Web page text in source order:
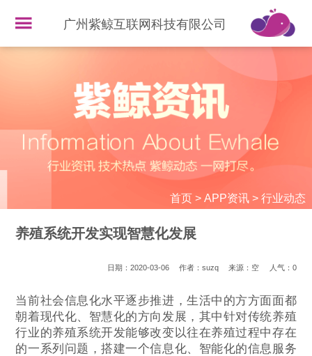
广州紫鲸互联网科技有限公司
首页> APP资讯> 行业动态
养殖系统开发实现智慧化发展
日期：2020-03-06 作者：suzq 来源：空 人气： 0
当前社会信息化水平逐步推进，生活中的方方面面都
朝着现代化、智慧化的方向发展，其中针对传统养殖
行业的养殖系统开发能够改变以往在养殖过程中存在
的一系列问题，搭建一个信息化、智能化的信息服务